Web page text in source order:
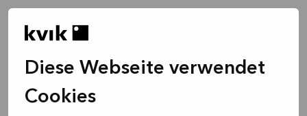
Diese Webseite verwendet
Cookies